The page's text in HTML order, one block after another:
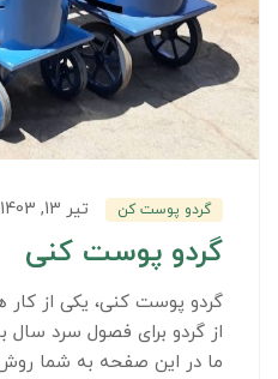
گردو پوست کن تیر 13, 1403
گردو پوست کنی
گردو پوست کنی، یکی از کار
از گردو برای فصول سرد سال
ما در این صفحه به شما